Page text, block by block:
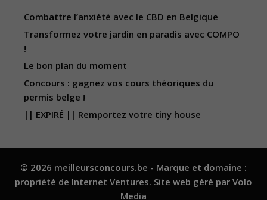
Combattre l’anxiété avec le CBD en Belgique
Transformez votre jardin en paradis avec COMPO
!
Le bon plan du moment
Concours : gagnez vos cours théoriques du
permis belge !
|| EXPIRÉ || Remportez votre tiny house
© 2026 meilleursconcours.be - Marque et domaine :
propriété de Internet Ventures. Site web géré par Volo
Media